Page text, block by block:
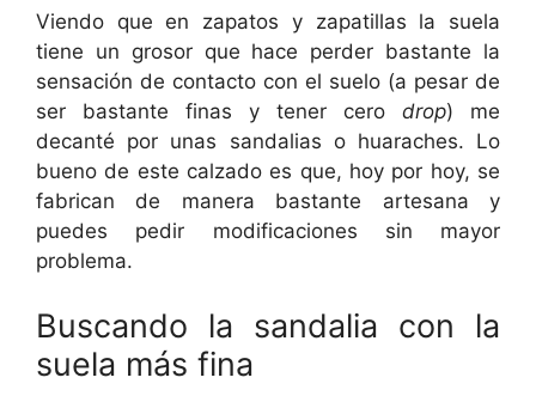
Viendo que en zapatos y zapatillas la suela
tiene un grosor que hace perder bastante la
sensación de contacto con el suelo (a pesar de
ser bastante finas y tener cero drop) me
decanté por unas sandalias o huaraches. Lo
bueno de este calzado es que, hoy por hoy, se
fabrican de manera bastante artesana y
puedes pedir modificaciones sin mayor
problema.
Buscando la sandalia con la
suela más fina